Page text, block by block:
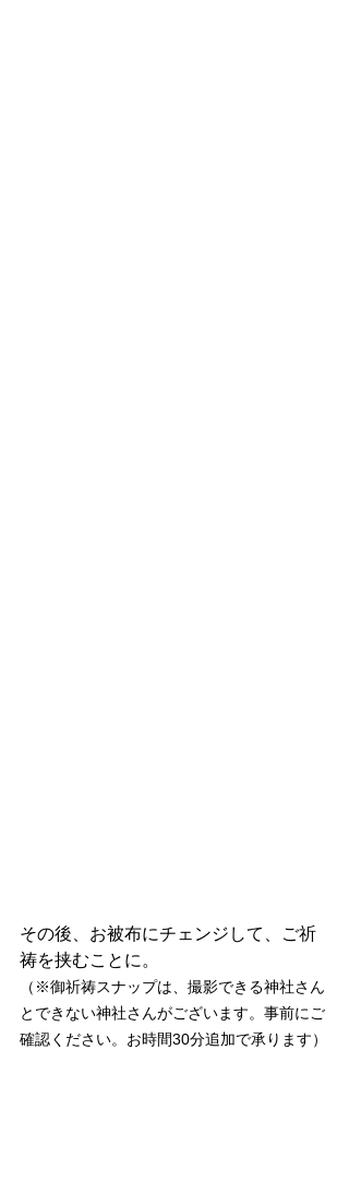
その後、お被布にチェンジして、ご祈
祷を挟むことに。
（※御祈祷スナップは、撮影できる神社さん
とできない神社さんがございます。事前にご
確認ください。お時間30分追加で承ります）